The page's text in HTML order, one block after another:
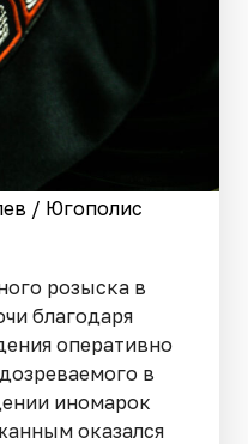
/ Югополис
розыска в
благодаря
оперативно
в
иномарок
оказался